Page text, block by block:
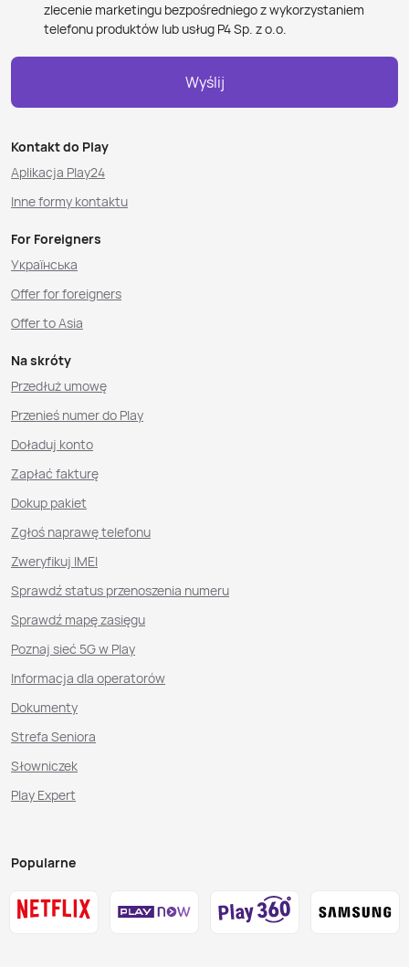
zlecenie marketingu bezpośredniego z wykorzystaniem
telefonu produktów lub usług P4 Sp. z o.o.
Wyślij
Kontakt do Play
Aplikacja Play24
Inne formy kontaktu
For Foreigners
Українська
Offer for foreigners
Offer to Asia
Na skróty
Przedłuż umowę
Przenieś numer do Play
Doładuj konto
Zapłać fakturę
Dokup pakiet
Zgłoś naprawę telefonu
Zweryfikuj IMEI
Sprawdź status przenoszenia numeru
Sprawdź mapę zasięgu
Poznaj sieć 5G w Play
Informacja dla operatorów
Dokumenty
Strefa Seniora
Słowniczek
Play Expert
Popularne